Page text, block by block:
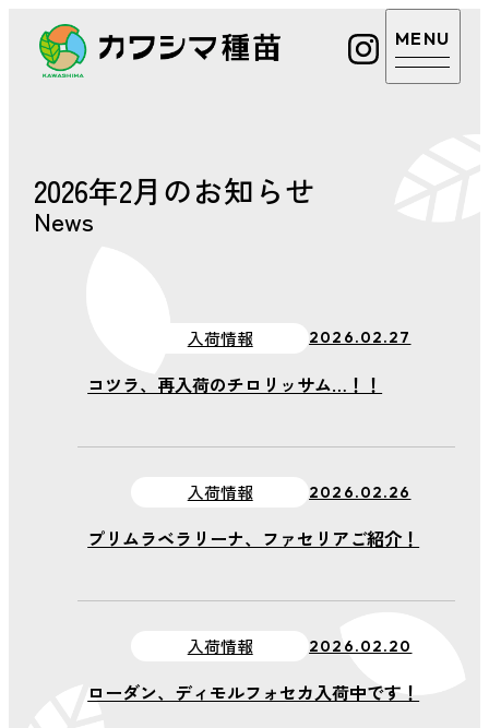
店舗案内
あまえくぼについ
会社案内
新着情報
プライバシーポリ
カワシマ種苗
カワシマ種苗
カワシマ種苗
2026年2月のお知らせ
News
入荷情報 2026.02.27
コツラ、再入荷のチロリッサム…！！
入荷情報 2026.02.26
プリムラベラリーナ、ファセリアご紹介！
入荷情報 2026.02.20
ローダン、ディモルフォセカ入荷中です！